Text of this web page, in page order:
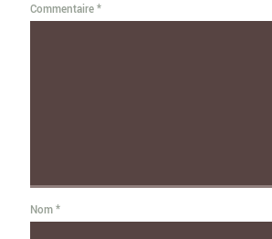
Commentaire*
Nom*